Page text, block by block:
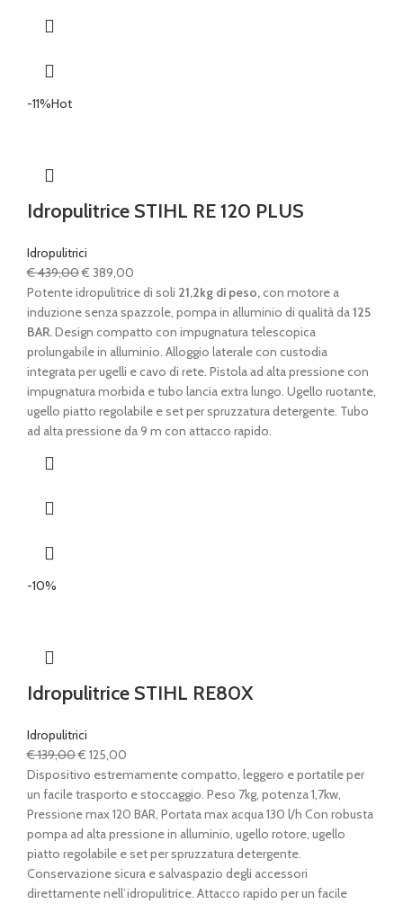
-11%Hot
Idropulitrice STIHL RE 120 PLUS
Idropulitrici
€439,00Il
prezzo
originale
era:
€ 439,00.
€ 389,00
prezzo
attuale
è:
€ 389,00.
Potente idropulitrice di soli 21,2kg di peso,con motore a
induzione senza spazzole, pompa in alluminio di qualità da125
BAR.Design compatto con impugnatura telescopica
prolungabile in alluminio. Alloggio laterale con custodia
integrata per ugelli e cavo di rete. Pistola ad alta pressione con
impugnatura morbida e tubo lancia extra lungo. Ugello ruotante,
ugello piatto regolabile e set per spruzzatura detergente. Tubo
ad alta pressione da 9 m con attacco rapido.
-10%
Idropulitrice STIHL RE80X
Idropulitrici
€139,00Il
prezzo
originale
era:
€ 139,00.
€ 125,00
prezzo
attuale
è:
€ 125,00.
Dispositivo estremamente compatto, leggero e portatile per
un facile trasporto e stoccaggio. Peso 7kg, potenza 1,7kw,
Pressione max 120 BAR, Portata max acqua 130 l/h Con robusta
pompa ad alta pressione in alluminio, ugello rotore, ugello
piatto regolabile e set per spruzzatura detergente.
Conservazione sicura e salvaspazio degli accessori
direttamente nell’idropulitrice. Attacco rapido per un facile